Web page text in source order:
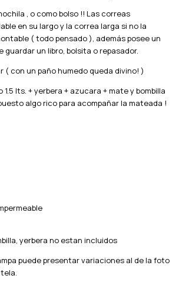
, o como bolso !! Las correas
en su largo y la correa larga si no la
( todo pensado ), además posee un
guardar un libro, bolsita o repasador.
( con un paño humedo queda divino! )
lts. + yerbera + azucara + mate y bombilla
algo rico para acompañar la mateada !
yerbera no estan incluidos
puede presentar variaciones al de la foto